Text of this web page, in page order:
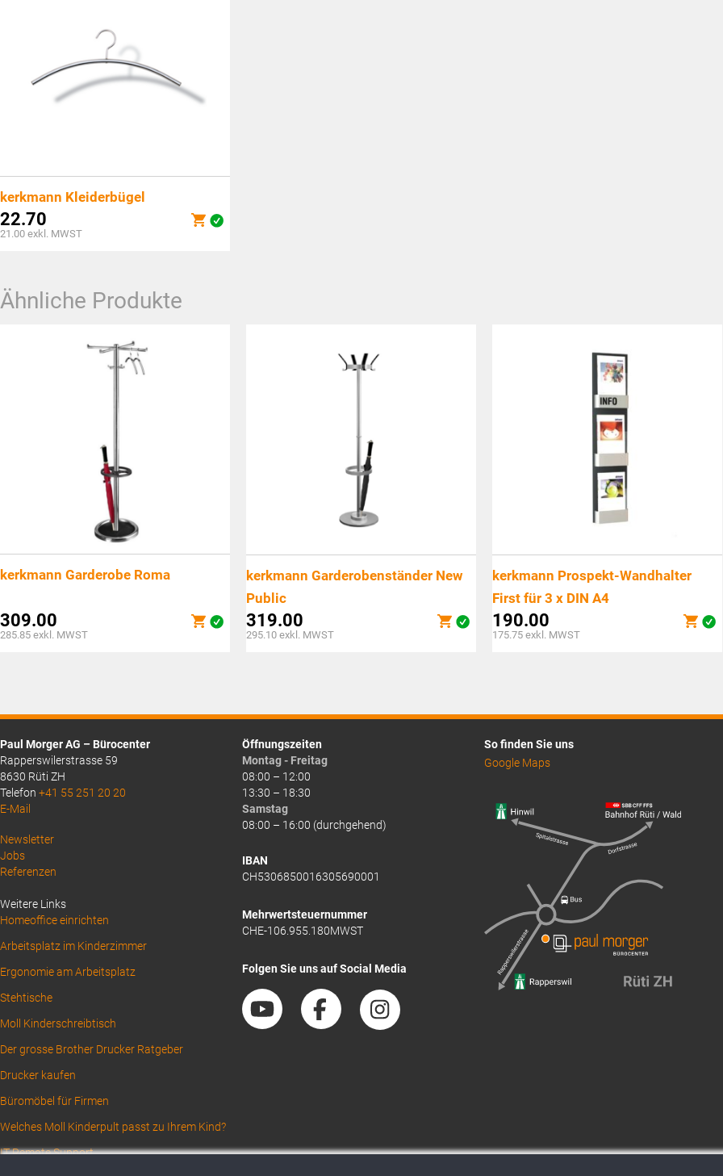
kerkmann Kleiderbügel
22.70
21.00 exkl. MWST
Ähnliche Produkte
kerkmann Garderobe Roma
309.00
285.85 exkl. MWST
kerkmann Garderobenständer New
Public
319.00
295.10 exkl. MWST
kerkmann Prospekt-Wandhalter
First für 3 x DIN A4
190.00
175.75 exkl. MWST
Paul Morger AG – Bürocenter
Rapperswilerstrasse 59
8630 Rüti ZH
Telefon +41 55 251 20 20
E-Mail
Above
Footer
Newsletter
Jobs
Referenzen
Weitere Links
Homeoffice einrichten
Arbeitsplatz im Kinderzimmer
Ergonomie am Arbeitsplatz
Stehtische
Moll Kinderschreibtisch
Der grosse Brother Drucker Ratgeber
Drucker kaufen
Büromöbel für Firmen
Welches Moll Kinderpult passt zu Ihrem Kind?
IT Remote Support
Öffnungszeiten
Montag - Freitag
08:00 – 12:00
13:30 – 18:30
Samstag
08:00 – 16:00 (durchgehend)
IBAN
CH5306850016305690001
Mehrwertsteuernummer
CHE-106.955.180MWST
Folgen Sie uns auf Social Media
So finden Sie uns
Google Maps